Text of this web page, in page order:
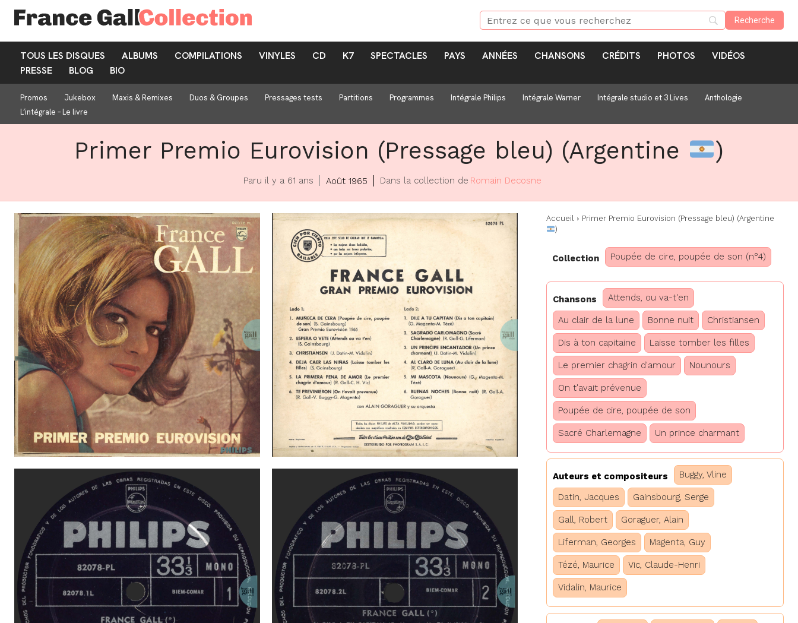
TOUS LES DISQUES ALBUMS COMPILATIONS VINYLES CD K7 SPECTACLES PAYS ANNÉES CHANSONS CRÉDITS PHOTOS
VIDÉOS
PRESSE
BLOG BIO
Promos Jukebox Maxis & Remixes Duos & Groupes Pressages tests Partitions Programmes Intégrale Philips Intégrale Warner Intégrale studio et 3 Lives
Anthologie
L’intégrale – Le livre
Primer Premio Eurovision (Pressage bleu) (Argentine )
Paru il y a 61 ans Août 1965 Dans la collection de Romain Decosne
Accueil
Primer Premio Eurovision (Pressage bleu) (Argentine
)
Collection Poupée de cire, poupée de son (n°4)
Chansons Attends, ou va-t'en
Au clair de la lune Bonne nuit Christiansen
Dis à ton capitaine Laisse tomber les filles
Le premier chagrin d'amour Nounours
On t'avait prévenue
Poupée de cire, poupée de son
Sacré Charlemagne Un prince charmant
Auteurs et compositeurs Buggy, Vline
Datin, Jacques Gainsbourg, Serge
Gall, Robert Goraguer, Alain
Liferman, Georges Magenta, Guy
Tézé, Maurice Vic, Claude-Henri
Vidalin, Maurice